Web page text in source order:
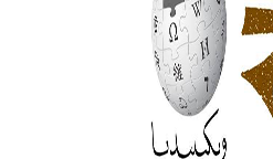
حيواني يتكون في البحر ويتركب
وهو أحمر أو شديد الحمرة وهو
ويسمى الش